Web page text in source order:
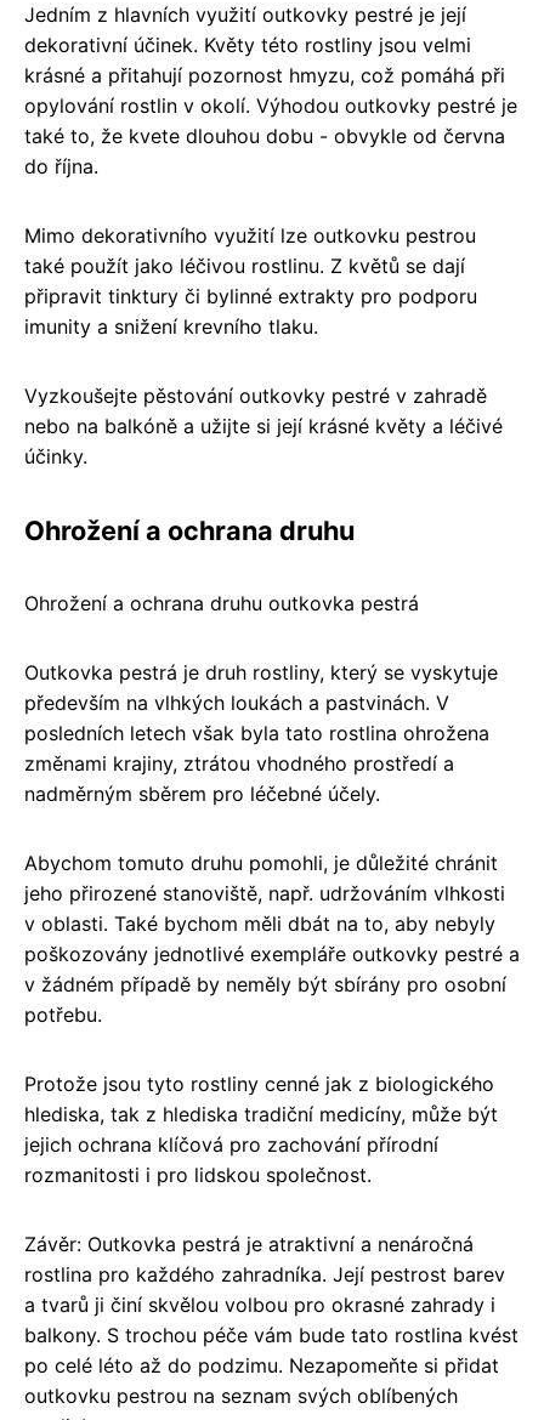
Jedním z hlavních využití outkovky pestré je její
dekorativní účinek. Květy této rostliny jsou velmi
krásné a přitahují pozornost hmyzu, což pomáhá při
opylování rostlin v okolí. Výhodou outkovky pestré je
také to, že kvete dlouhou dobu - obvykle od června
do října.
Mimo dekorativního využití lze outkovku pestrou
také použít jako léčivou rostlinu. Z květů se dají
připravit tinktury či bylinné extrakty pro podporu
imunity a snižení krevního tlaku.
Vyzkoušejte pěstování outkovky pestré v zahradě
nebo na balkóně a užijte si její krásné květy a léčivé
účinky.
Ohrožení a ochrana druhu
Ohrožení a ochrana druhu outkovka pestrá
Outkovka pestrá je druh rostliny, který se vyskytuje
především na vlhkých loukách a pastvinách. V
posledních letech však byla tato rostlina ohrožena
změnami krajiny, ztrátou vhodného prostředí a
nadměrným sběrem pro léčebné účely.
Abychom tomuto druhu pomohli, je důležité chránit
jeho přirozené stanoviště, např. udržováním vlhkosti
v oblasti. Také bychom měli dbát na to, aby nebyly
poškozovány jednotlivé exempláře outkovky pestré a
v žádném případě by neměly být sbírány pro osobní
potřebu.
Protože jsou tyto rostliny cenné jak z biologického
hlediska, tak z hlediska tradiční medicíny, může být
jejich ochrana klíčová pro zachování přírodní
rozmanitosti i pro lidskou společnost.
Závěr: Outkovka pestrá je atraktivní a nenáročná
rostlina pro každého zahradníka. Její pestrost barev
a tvarů ji činí skvělou volbou pro okrasné zahrady i
balkony. S trochou péče vám bude tato rostlina kvést
po celé léto až do podzimu. Nezapomeňte si přidat
outkovku pestrou na seznam svých oblíbených